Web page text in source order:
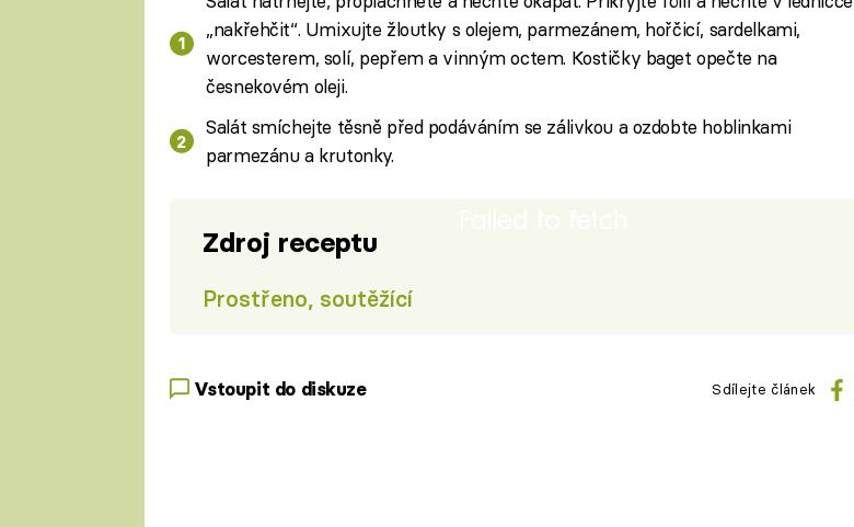
„nakřehčit“. Umixujte žloutky s olejem, parmezánem, hořčicí, sardelkami,
worcesterem, solí, pepřem a vinným octem. Kostičky baget opečte na
česnekovém oleji.
Salát smíchejte těsně před podáváním se zálivkou a ozdobte hoblinkami
parmezánu a krutonky.
Zdroj receptu
Prostřeno, soutěžící
Vstoupit do diskuze Sdílejte článek